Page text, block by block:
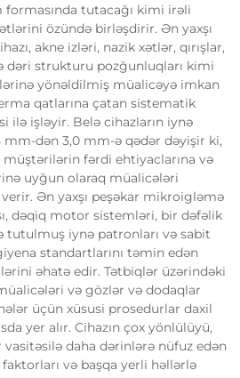
tutacağı kimi irəli
özündə birləşdirir. Ən yaxşı
akne izləri, nazik xətlər, qırışlar,
dəri strukturu pozğunluqları kimi
yönəldilmiş müalicəyə imkan
qatlarına çatan sistematik
ilə işləyir. Belə cihazların iynə
dən 3,0 mm-ə qədər dəyişir ki,
fərdi ehtiyaclarına və
uyğun olaraq müalicələri
Ən yaxşı peşəkar mikroigləmə
dəqiq motor sistemləri, bir dəfəlik
tutulmuş iynə patronları və sabit
standartlarını təmin edən
əhatə edir. Tətbiqlər üzərindəki
və gözlər və dodaqlar
üçün xüsusi prosedurlar daxil
yer alır. Cihazın çox yönlülüyü,
daha dərinlərə nüfuz edən
və başqa yerli həllərlə